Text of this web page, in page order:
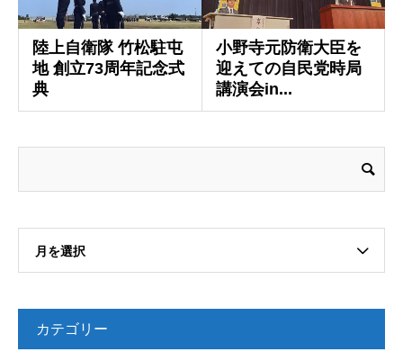
陸上自衛隊 竹松駐屯
地 創立73周年記念式
典
小野寺元防衛大臣を
迎えての自民党時局
講演会in...
月を選択
カテゴリー